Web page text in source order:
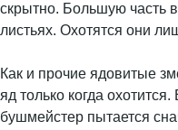
скрытно. Большую часть
листьях. Охотятся они
Как и прочие ядовитые
яд только когда
бушмейстер пытается